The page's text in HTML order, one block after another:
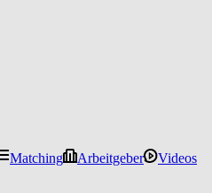
Matching Arbeitgeber
Videos